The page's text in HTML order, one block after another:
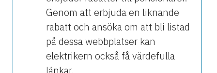
Genom att erbjuda en liknande
rabatt och ansöka om att bli listad
på dessa webbplatser kan
elektrikern också få värdefulla
länkar.